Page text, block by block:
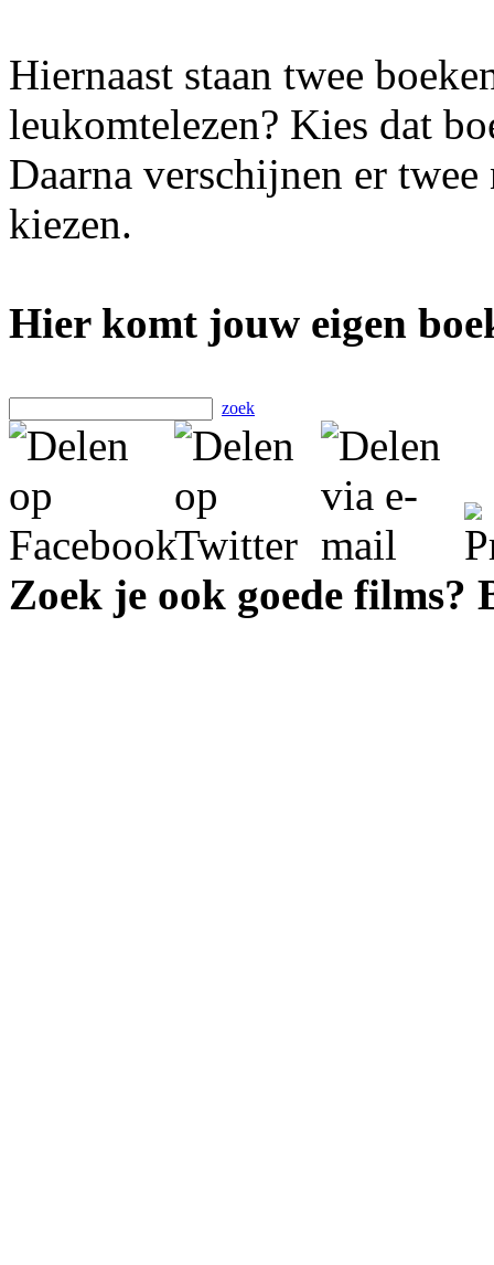
Hiernaast staan twee
leukomtelezen? Kies dat
Daarna verschijnen er
kiezen.
Hier komt jouw eigen
zoek
Zoek je ook goede films?